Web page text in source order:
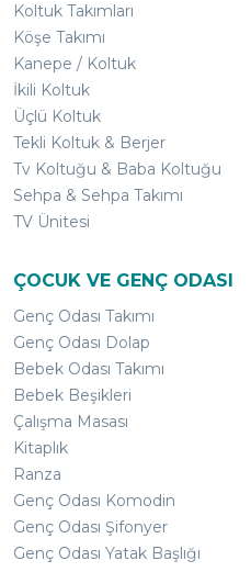
Koltuk Takımları
Köşe Takımı
Kanepe / Koltuk
İkili Koltuk
Üçlü Koltuk
Tekli Koltuk & Berjer
Tv Koltuğu & Baba Koltuğu
Sehpa & Sehpa Takımı
TV Ünitesi
ÇOCUK VE GENÇ ODASI
Genç Odası Takımı
Genç Odası Dolap
Bebek Odası Takımı
Bebek Beşikleri
Çalışma Masası
Kitaplık
Ranza
Genç Odası Komodin
Genç Odası Şifonyer
Genç Odası Yatak Başlığı